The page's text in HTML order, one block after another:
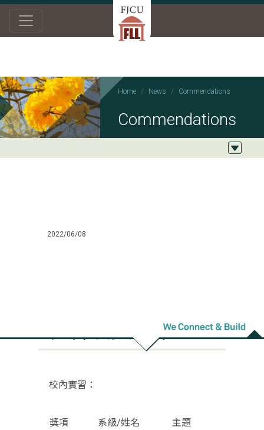
Home News Commendations
Commendations
2022/06/08
表會獲獎名單
校內實習：
獎項 系級/姓名 主題